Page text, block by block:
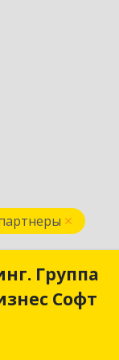
Группа
Софт
Группа
Софт